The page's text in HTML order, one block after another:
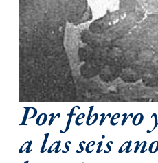
Por febrero
a las seis